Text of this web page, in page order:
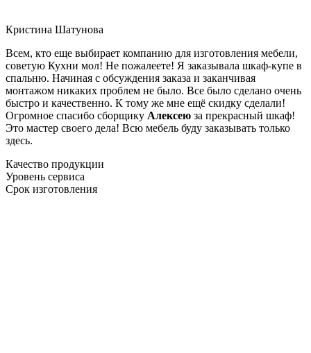
Кристина Шатунова
Всем, кто еще выбирает компанию для изготовления мебели,
советую Кухни мол! Не пожалеете! Я заказывала шкаф-купе в
спальню. Начиная с обсуждения заказа и заканчивая
монтажом никаких проблем не было. Все было сделано очень
быстро и качественно. К тому же мне ещё скидку сделали!
Огромное спасибо сборщику Алексею за прекрасный шкаф!
Это мастер своего дела! Всю мебель буду заказывать только
здесь.
Качество продукции
Уровень сервиса
Срок изготовления